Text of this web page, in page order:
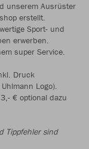
unserem Ausrüster
erstellt.
Sport- und
erwerben.
super Service.
Druck
Logo).
€ optional dazu
Tippfehler sind